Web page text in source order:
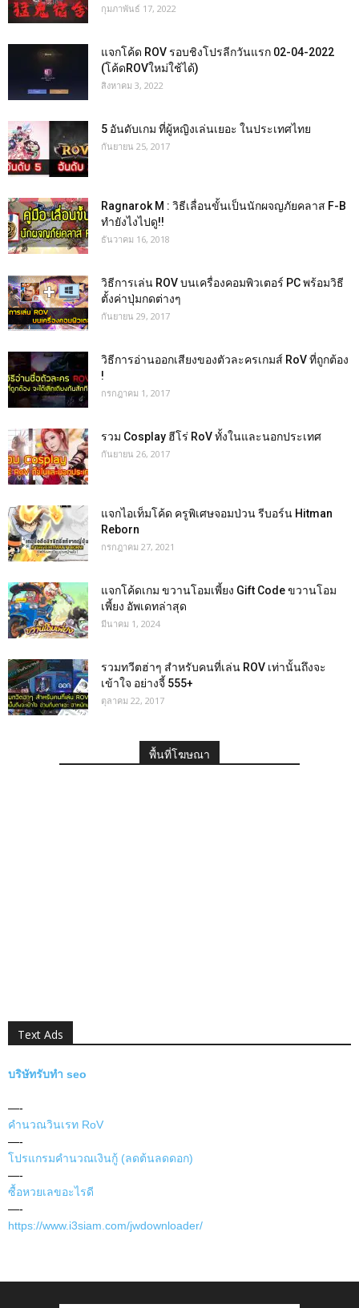
กุมภาพันธ์ 17, 2022
แจกโค้ด ROV รอบชิงโปรลีกวันแรก 02-04-2022
(โค้ดROVใหม่ใช้ได้)
สิงหาคม 3, 2022
5 อันดับเกม ที่ผู้หญิงเล่นเยอะ ในประเทศไทย
กันยายน 25, 2017
Ragnarok M : วิธีเลื่อนขั้นเป็นนักผจญภัยคลาส F-B
ทำยังไงไปดู!!
ธันวาคม 16, 2018
วิธีการเล่น ROV บนเครื่องคอมพิวเตอร์ PC พร้อมวิธี
ตั้งค่าปุ่มกดต่างๆ
กันยายน 29, 2017
วิธีการอ่านออกเสียงของตัวละครเกมส์ RoV ที่ถูกต้อง
!
กรกฎาคม 1, 2017
รวม Cosplay ฮีโร่ RoV ทั้งในและนอกประเทศ
กันยายน 26, 2017
แจกไอเท็มโค้ด ครูพิเศษจอมป่วน รีบอร์น Hitman
Reborn
กรกฎาคม 27, 2021
แจกโค้ดเกม ขวานโอมเพี้ยง Gift Code ขวานโอม
เพี้ยง อัพเดทล่าสุด
มีนาคม 1, 2024
รวมทวีตฮ่าๆ สำหรับคนที่เล่น ROV เท่านั้นถึงจะ
เข้าใจ อย่างจี้ 555+
ตุลาคม 22, 2017
พื้นที่โฆษณา
Text Ads
บริษัทรับทำ seo
—-
คำนวณวินเรท RoV
—-
โปรแกรมคำนวณเงินกู้ (ลดต้นลดดอก)
—-
ซื้อหวยเลขอะไรดี
—-
https://www.i3siam.com/jwdownloader/